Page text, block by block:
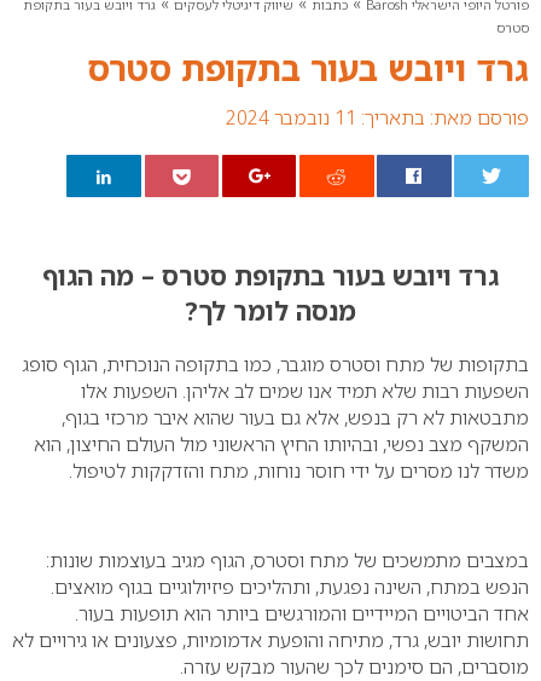
פורטל היופי הישראלי Barosh כתבות שיווק דיגיטלי לעסקים
גרד ויובש בעור בתקופת
סטרס
גרד ויובש בעור בתקופת סטרס
פורסם מאת: בתאריך: 11 נובמבר 2024
גרד ויובש בעור בתקופת סטרס – מה הגוף
מנסה לומר לך?
בתקופות של מתח וסטרס מוגבר, כמו בתקופה הנוכחית, הגוף סופג
השפעות רבות שלא תמיד אנו שמים לב אליהן. השפעות אלו
מתבטאות לא רק בנפש, אלא גם בעור שהוא איבר מרכזי בגוף,
המשקף מצב נפשי, ובהיותו החיץ הראשוני מול העולם החיצון, הוא
משדר לנו מסרים על ידי חוסר נוחות, מתח והזדקקות לטיפול.
במצבים מתמשכים של מתח וסטרס, הגוף מגיב בעוצמות שונות:
הנפש במתח, השינה נפגעת, ותהליכים פיזיולוגיים בגוף מואצים.
אחד הביטויים המיידיים והמורגשים ביותר הוא תופעות בעור.
תחושות יובש, גרד, מתיחה והופעת אדמומיות, פצעונים או גירויים לא
מוסברים, הם סימנים לכך שהעור מבקש עזרה.